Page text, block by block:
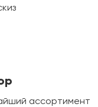
ассортимент